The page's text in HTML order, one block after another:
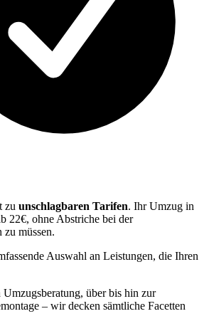
zu unschlagbaren Tarifen. Ihr Umzug in
22€, ohne Abstriche bei der
zu müssen.
Auswahl an Leistungen, die Ihren
Umzugsberatung, überbis hin zur
– wir decken sämtliche Facetten